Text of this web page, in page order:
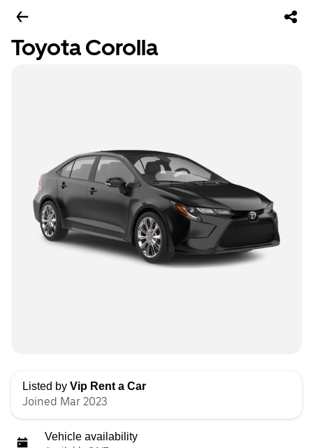
Toyota Corolla
Listed by Vip Rent a Car
Joined Mar 2023
Vehicle availability